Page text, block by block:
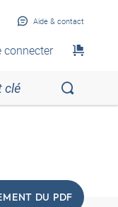
Aide & contact
connecter
DU PDF